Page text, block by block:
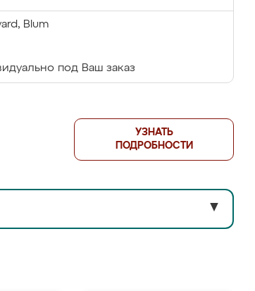
Blum
под Ваш заказ
УЗНАТЬ
ПОДРОБНОСТИ
▼